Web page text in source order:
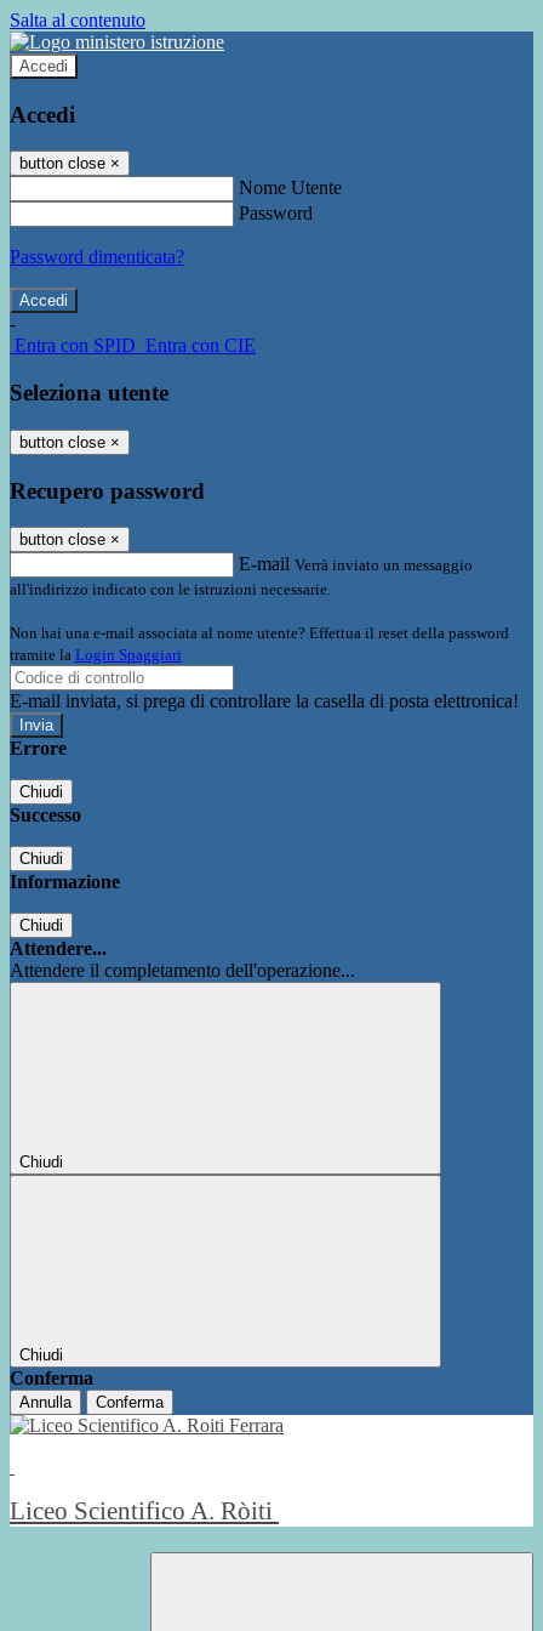
Salta al contenuto
Accedi
Accedi
button close ×
Nome Utente
Password
Password dimenticata?
-
Entra con SPID Entra con CIE
Seleziona utente
button close ×
Recupero password
button close ×
E-mail Verrà inviato un messaggio
all'indirizzo indicato con le istruzioni necessarie.
Non hai una e-mail associata al nome utente? Effettua il reset della password
tramite la Login Spaggiari
E-mail inviata, si prega di controllare la casella di posta elettronica!
Errore
Chiudi
Successo
Chiudi
Informazione
Chiudi
Attendere...
Attendere il completamento dell'operazione...
Chiudi
Chiudi
Conferma
Annulla Conferma
Liceo Scientifico A. Ròiti